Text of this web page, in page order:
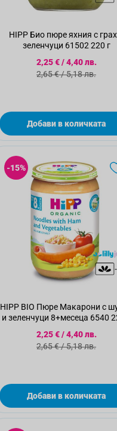
HIPP Био пюре яхния с грах и
зеленчуци 61502 220 г
Специална цена
2,25 €/4,40 лв.
Стандартна цена
2,65 €/5,18 лв.
Добави в количката
-15%
HIPP BIO Пюре Макарони с
и зеленчуци 8+месеца 6540
Специална цена
2,25 €/4,40 лв.
Стандартна цена
2,65 €/5,18 лв.
Добави в количката